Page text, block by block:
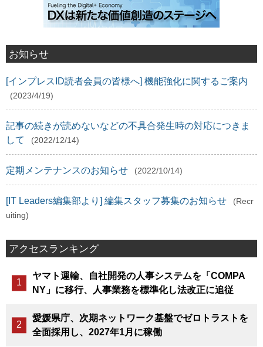
お知らせ
[インプレスID読者会員の皆様へ] 機能強化に関するご案内
(2023/4/19)
記事の続きが読めないなどの不具合発生時の対応につきま
して
(2022/12/14)
定期メンテナンスのお知らせ (2022/10/14)
[IT Leaders編集部より] 編集スタッフ募集のお知らせ
(Recr
uiting)
アクセスランキング
ヤマト運輸、自社開発の人事システムを「COMPA
NY」に移行、人事業務を標準化し法改正に追従
愛媛県庁、次期ネットワーク基盤でゼロトラストを
全面採用し、2027年1月に稼働